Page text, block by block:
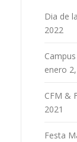
Dia de
2022
enero
CFM &
2021
Festa